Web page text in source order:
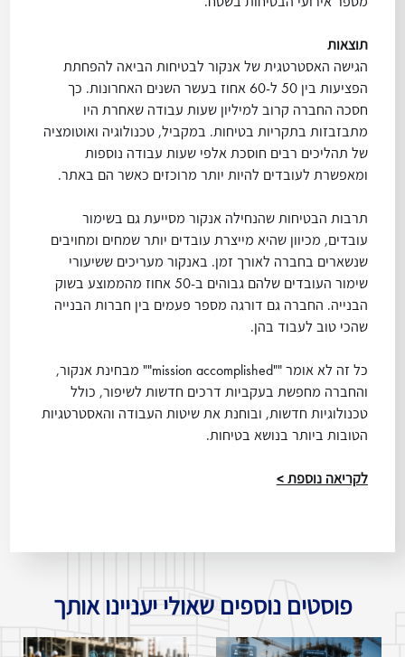
תוצאות
הגישה האסטרטגית של אנקור לבטיחות הביאה להפחתת
הפציעות בין 50 ל-60 אחוז בעשר השנים האחרונות. כך
חסכה החברה קרוב למיליון שעות עבודה שאחרת היו
מתבזבזות בתקריות בטיחות. במקביל, טכנולוגיה ואוטומציה
של תהליכים רבים חוסכת אלפי שעות עבודה נוספות
ומאפשרת לעובדים להיות יותר מרוכזים כאשר הם באתר.
תרבות הבטיחות שהנחילה אנקור מסייעת גם בשימור
עובדים, מכיוון שהיא מייצרת עובדים יותר שמחים ומחויבים
שנשארים בחברה לאורך זמן. באנקור מעריכים ששיעורי
שימור העובדים שלהם גבוהים ב-50 אחוז מהממוצע בשוק
הבנייה. החברה גם דורגה מספר פעמים בין חברות הבנייה
שהכי טוב לעבוד בהן.
כל זה לא אומר ""mission accomplished"" מבחינת אנקור,
והחברה מחפשת בעקביות דרכים חדשות לשיפור, כולל
טכנולוגיות חדשות, ובוחנת את שיטות העבודה והאסטרטגיות
הטובות ביותר בנושא בטיחות.
לקריאה נוספת >
פוסטים נוספים שאולי יעניינו אותך